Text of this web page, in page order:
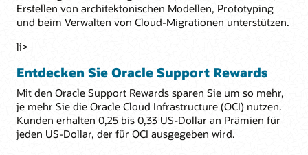
Erstellen von architektonischen Modellen, Prototyping
und beim Verwalten von Cloud-Migrationen unterstützen.
li>
Entdecken Sie Oracle Support Rewards
Mit den Oracle Support Rewards sparen Sie um so mehr,
je mehr Sie die Oracle Cloud Infrastructure (OCI) nutzen.
Kunden erhalten 0,25 bis 0,33 US-Dollar an Prämien für
jeden US-Dollar, der für OCI ausgegeben wird.